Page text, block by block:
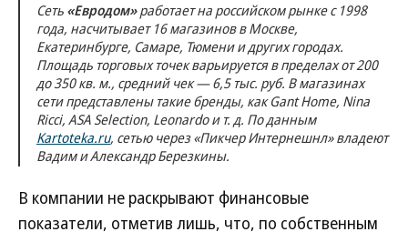
Сеть «Евродом»работает на российском рынке с 1998
года, насчитывает 16 магазинов в Москве,
Екатеринбурге, Самаре, Тюмени и других городах.
Площадь торговых точек варьируется в пределах от 200
до 350 кв. м., средний чек — 6,5 тыс. руб. В магазинах
сети представлены такие бренды, как Gant Home, Nina
Ricci, ASA Selection, Leonardo и т. д. По данным
Kartoteka.ru, сетью через «Пикчер Интернешнл» владеют
Вадим и Александр Березкины.
В компании не раскрывают финансовые
показатели, отметив лишь, что, по собственным